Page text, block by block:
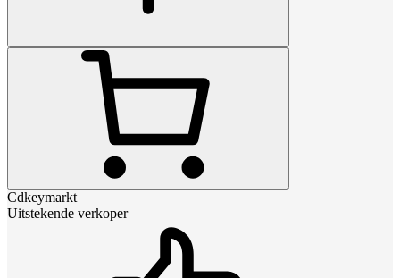
Cdkeymarkt
Uitstekende verkoper